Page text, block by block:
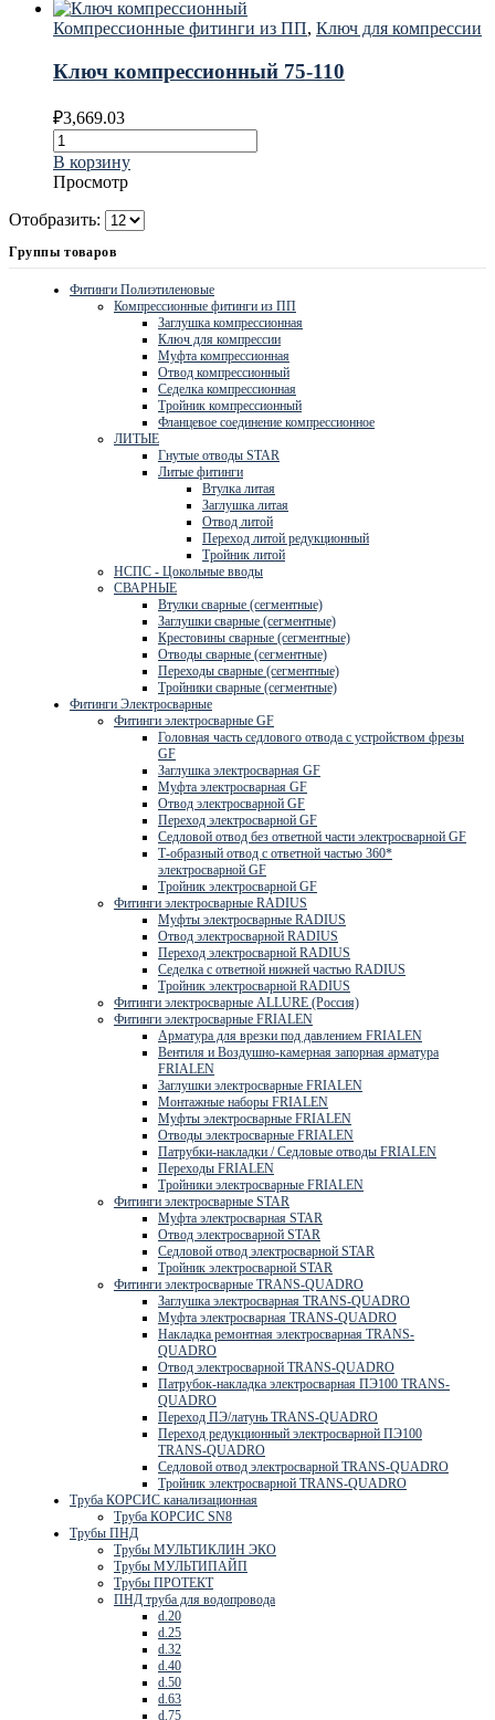
Компрессионные фитинги из ПП, Ключ для компрессии
Ключ компрессионный 75-110
₽3,669.03
В корзину
Просмотр
Отобразить:
Группы товаров
Фитинги Полиэтиленовые
Компрессионные фитинги из ПП
Заглушка компрессионная
Ключ для компрессии
Муфта компрессионная
Отвод компрессионный
Седелка компрессионная
Тройник компрессионный
Фланцевое соединение компрессионное
ЛИТЫЕ
Гнутые отводы STAR
Литые фитинги
Втулка литая
Заглушка литая
Отвод литой
Переход литой редукционный
Тройник литой
НСПС - Цокольные вводы
СВАРНЫЕ
Втулки сварные (сегментные)
Заглушки сварные (сегментные)
Крестовины сварные (сегментные)
Отводы сварные (сегментные)
Переходы сварные (сегментные)
Тройники сварные (сегментные)
Фитинги Электросварные
Фитинги электросварные GF
Головная часть седлового отвода с устройством фрезы
GF
Заглушка электросварная GF
Муфта электросварная GF
Отвод электросварной GF
Переход электросварной GF
Седловой отвод без ответной части электросварной GF
Т-образный отвод с ответной частью 360*
электросварной GF
Тройник электросварной GF
Фитинги электросварные RADIUS
Муфты электросварные RADIUS
Отвод электросварной RADIUS
Переход электросварной RADIUS
Седелка с ответной нижней частью RADIUS
Тройник электросварной RADIUS
Фитинги электросварные ALLURE (Россия)
Фитинги электросварные FRIALEN
Арматура для врезки под давлением FRIALEN
Вентиля и Воздушно-камерная запорная арматура
FRIALEN
Заглушки электросварные FRIALEN
Монтажные наборы FRIALEN
Муфты электросварные FRIALEN
Отводы электросварные FRIALEN
Патрубки-накладки / Седловые отводы FRIALEN
Переходы FRIALEN
Тройники электросварные FRIALEN
Фитинги электросварные STAR
Муфта электросварная STAR
Отвод электросварной STAR
Седловой отвод электросварной STAR
Тройник электросварной STAR
Фитинги электросварные TRANS-QUADRO
Заглушка электросварная TRANS-QUADRO
Муфта электросварная TRANS-QUADRO
Накладка ремонтная электросварная TRANS-
QUADRO
Отвод электросварной TRANS-QUADRO
Патрубок-накладка электросварная ПЭ100 TRANS-
QUADRO
Переход ПЭ/латунь TRANS-QUADRO
Переход редукционный электросварной ПЭ100
TRANS-QUADRO
Седловой отвод электросварной TRANS-QUADRO
Тройник электросварной TRANS-QUADRO
Труба КОРСИС канализационная
Труба КОРСИС SN8
Трубы ПНД
Трубы МУЛЬТИКЛИН ЭКО
Трубы МУЛЬТИПАЙП
Трубы ПРОТЕКТ
ПНД труба для водопровода
d.20
d.25
d.32
d.40
d.50
d.63
d.75